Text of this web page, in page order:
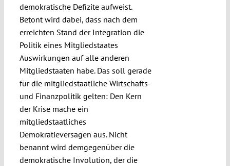
demokratische Defizite aufweist.
Betont wird dabei, dass nach dem
erreichten Stand der Integration die
Politik eines Mitgliedstaates
Auswirkungen auf alle anderen
Mitgliedstaaten habe. Das soll gerade
für die mitgliedstaatliche Wirtschafts-
und Finanzpolitik gelten: Den Kern
der Krise mache ein
mitgliedstaatliches
Demokratieversagen aus. Nicht
benannt wird demgegenüber die
demokratische Involution, der die